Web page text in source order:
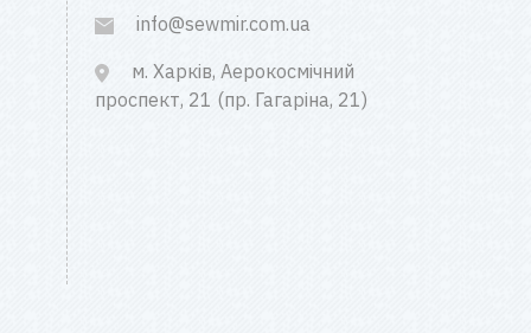
info@sewmir.com.ua
м. Харків, Аерокосмічний
проспект, 21 (пр. Гагаріна, 21)